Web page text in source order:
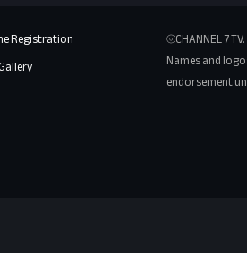
Registration
⦾CHANNEL 7
Names and
endorsement